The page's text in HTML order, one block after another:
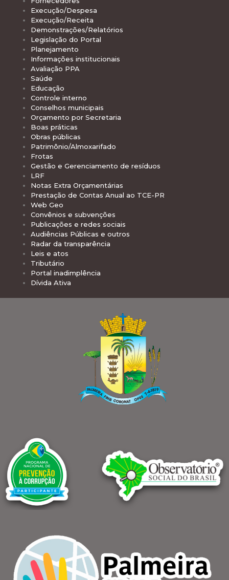
Execução/Despesa
Execução/Receita
Demonstrações/Relatórios
Legislação do Portal
Planejamento
Informações institucionais
Avaliação PPA
Saúde
Educação
Controle interno
Conselhos municipais
Orçamento por Secretaria
Boas práticas
Obras públicas
Patrimônio/Almoxarifado
Frotas
Gestão e Gerenciamento de resíduos
LRF
Notas Extra Orçamentárias
Prestação de Contas Anual ao TCE-PR
Web Geo
Convênios e subvenções
Publicações e redes sociais
Audiências Públicas e outros
Radar da transparência
Leis e atos
Tributário
Portal inadimplência
Dívida Ativa